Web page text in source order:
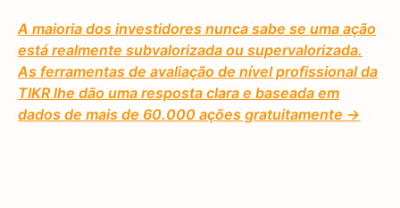
A maioria dos investidores nunca sabe se uma ação
está realmente subvalorizada ou supervalorizada.
As ferramentas de avaliação de nível profissional da
TIKR lhe dão uma resposta clara e baseada em
dados de mais de 60.000 ações gratuitamente →